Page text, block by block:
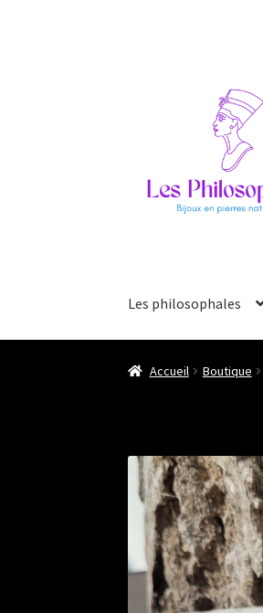
Les philosophales
Accueil Boutique